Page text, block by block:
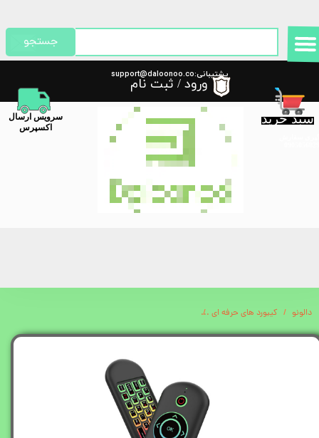
پشتیبانی:support@daloonoo.co
m
سبد خرید
​سرویس ارسال
اکسپرس
جستجو
ورود / ثبت نام
حساب کاربری من
تغییر گذر واژه
سفارشات
خروج از حساب کاربری
دالونو کیبورد های حرفه ای